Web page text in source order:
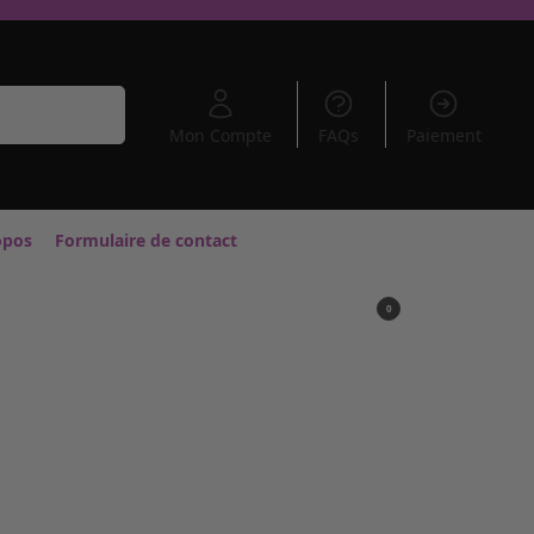
Mon Compte FAQs Paiement
Formulaire de contact
0